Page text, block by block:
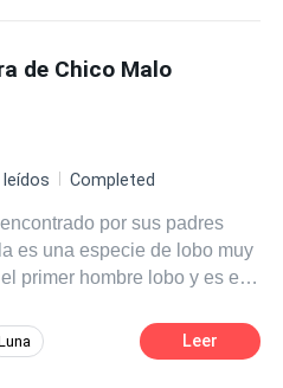
del tímido
de Chico Malo
leídos Completed
por sus padres
es una especie de lobo muy
primer hombre lobo y es el
Riverwood. Los miembros
son lobos blancos y
Leer